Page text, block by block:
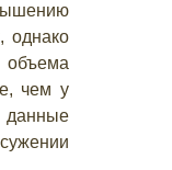
однако
объема
чем у